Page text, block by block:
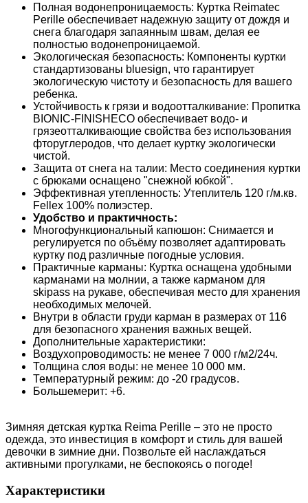
Полная водонепроницаемость: Куртка Reimatec
Perille обеспечивает надежную защиту от дождя и
снега благодаря запаянным швам, делая ее
полностью водонепроницаемой.
Экологическая безопасность: Компоненты куртки
стандартизованы bluesign, что гарантирует
экологическую чистоту и безопасность для вашего
ребенка.
Устойчивость к грязи и водоотталкивание: Пропитка
BIONIC-FINISHECO обеспечивает водо- и
грязеотталкивающие свойства без использования
фторуглеродов, что делает куртку экологически
чистой.
Защита от снега на талии: Место соединения куртки
с брюками оснащено "снежной юбкой".
Эффективная утепленность: Утеплитель 120 г/м.кв.
Fellex 100% полиэстер.
Удобство и практичность:
Многофункциональный капюшон: Снимается и
регулируется по объёму позволяет адаптировать
куртку под различные погодные условия.
Практичные карманы: Куртка оснащена удобными
карманами на молнии, а также карманом для
skipass на рукаве, обеспечивая место для хранения
необходимых мелочей.
Внутри в области груди карман в размерах от 116
для безопасного хранения важных вещей.
Дополнительные характеристики:
Воздухопроводимость: не менее 7 000 г/м2/24ч.
Толщина слоя воды: не менее 10 000 мм.
Температурный режим: до -20 градусов.
Большемерит: +6.
Зимняя детская куртка Reima Perille – это не просто
одежда, это инвестиция в комфорт и стиль для вашей
девочки в зимние дни. Позвольте ей наслаждаться
активными прогулками, не беспокоясь о погоде!
Характеристики